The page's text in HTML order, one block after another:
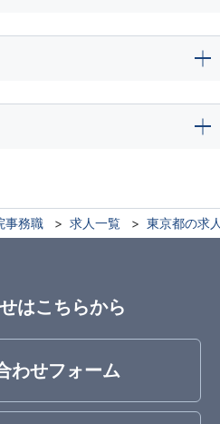
事務職 求人一覧 東京都の求
はこちらから
わせフォーム